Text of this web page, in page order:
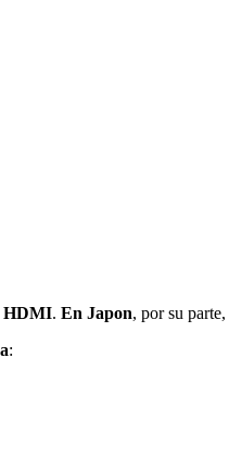
HDMI. En Japon, por su parte,
: